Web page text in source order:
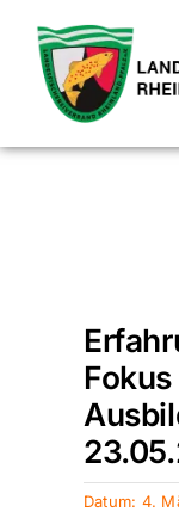
Inhalt
springen
News
Service
KontaktDatum: 4.